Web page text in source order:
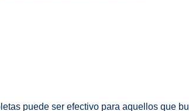
puede ser efectivo para aquellos que